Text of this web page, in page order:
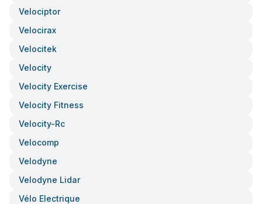
Velociptor
Velocirax
Velocitek
Velocity
Velocity Exercise
Velocity Fitness
Velocity-Rc
Velocomp
Velodyne
Velodyne Lidar
Vélo Electrique